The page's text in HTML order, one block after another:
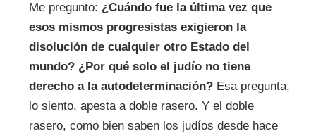
Me pregunto: ¿Cuándo fue la última vez que
esos mismos progresistas exigieron la
disolución de cualquier otro Estado del
mundo? ¿Por qué solo el judío no tiene
derecho a la autodeterminación?Esa pregunta,
lo siento, apesta a doble rasero. Y el doble
rasero, como bien saben los judíos desde hace